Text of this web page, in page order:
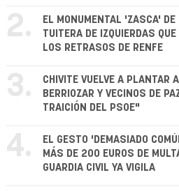
2.
EL MONUMENTAL 'ZASCA'
TUITERA DE IZQUIERDAS
LOS RETRASOS DE RENFE
3.
CHIVITE VUELVE A PLANTAR
BERRIOZAR Y VECINOS DE
TRAICIÓN DEL PSOE"
4.
EL GESTO 'DEMASIADO
MÁS DE 200 EUROS DE
GUARDIA CIVIL YA VIGILA